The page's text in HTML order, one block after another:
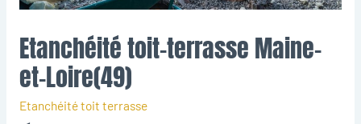
Etanchéité toit-terrasse Maine-
et-Loire(49)
Etanchéité toit terrasse